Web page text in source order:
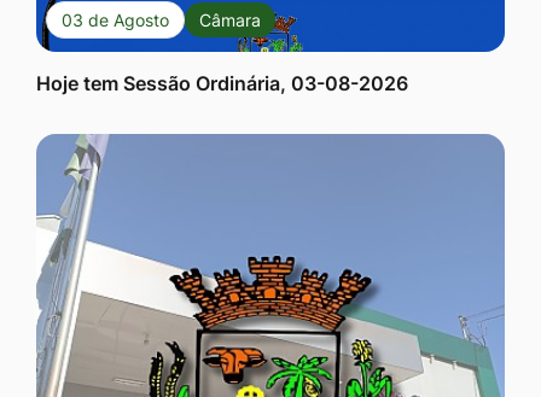
03 de Agosto Câmara
Hoje tem Sessão Ordinária, 03-08-2026